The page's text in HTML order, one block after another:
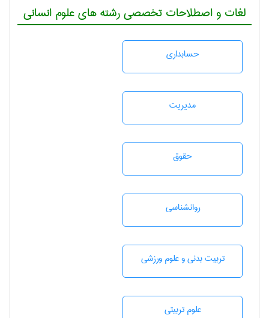
لغات و اصطلاحات تخصصی رشته های علوم انسانی
حسابداری
مديريت
حقوق
روانشناسی
تربيت بدنی و علوم ورزشی
علوم تربيتی